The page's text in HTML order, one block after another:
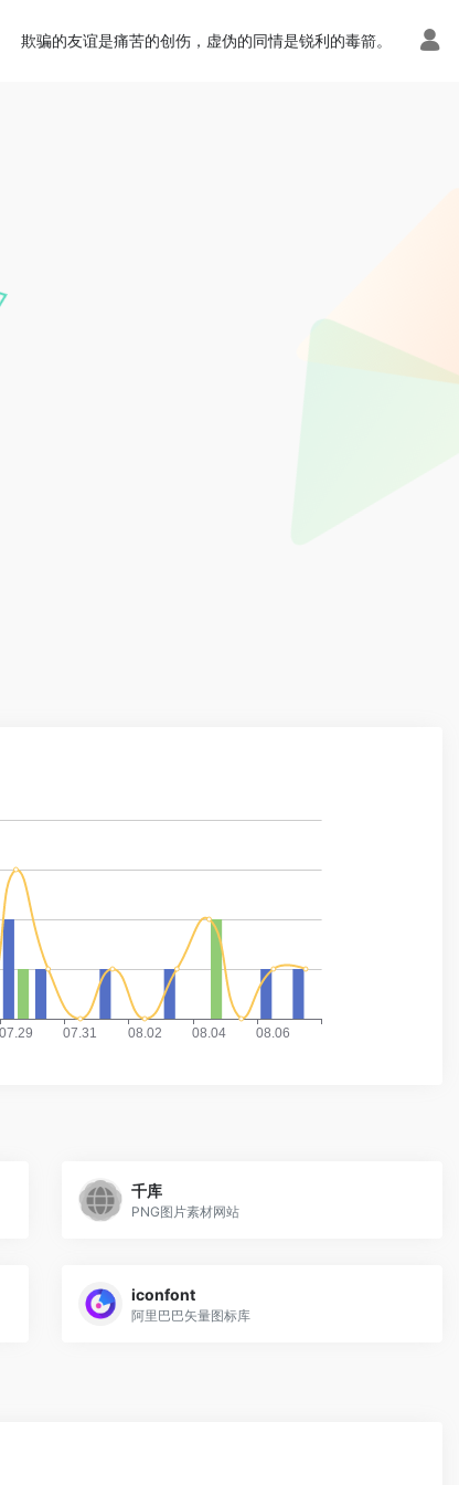
欺骗的友谊是痛苦的创伤，虚伪的同情是锐利的毒箭。
千库
PNG图片素材网站
iconfont
阿里巴巴矢量图标库